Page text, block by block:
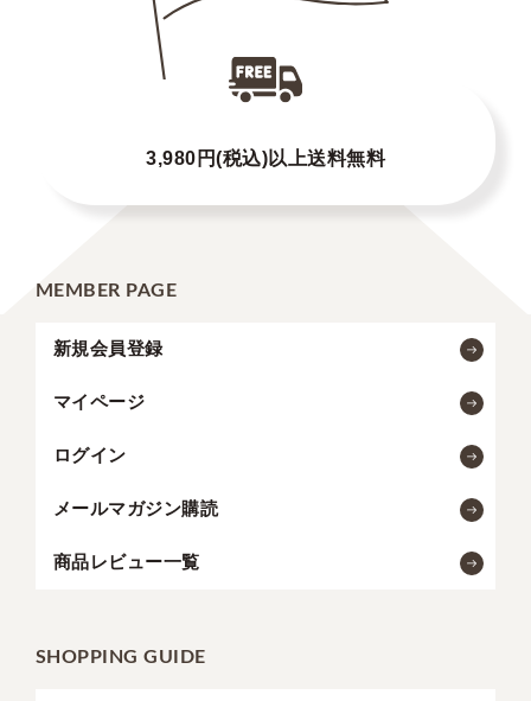
3,980円(税込)以上送料無料
MEMBER PAGE
新規会員登録
マイページ
ログイン
メールマガジン購読
商品レビュー一覧
SHOPPING GUIDE